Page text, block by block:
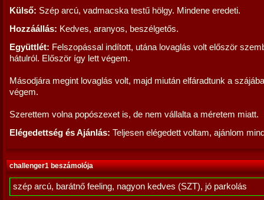
Külső: Szép arcú, vadmacska testű hölgy. Mindene eredeti.
Hozzáállás: Kedves, aranyos, beszélgetős.
Együttlét: Felszopással indított, utána lovaglás volt először
hátulról. Először így lett végem.
Másodjára megint lovaglás volt, majd miután elfáradtunk a
végem.
Szerettem volna popószexet is, de nem vállalta a méretem miatt.
Elégedettség és Ajánlás: Teljesen elégedett voltam, ajánlom
challenger1 beszámolója
szép arcú, barátnő feeling, nagyon kedves (SZT), jó parkolás